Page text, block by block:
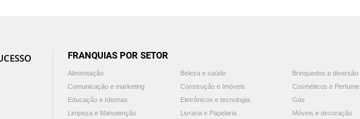
FRANQUIAS POR SETOR
Alimentação Beleza e saúde
Brinquedos e diversão
Comunicação e marketing
Construção e Imóveis
Cosméticos e Perfume
Educação e Idiomas
Eletrônicos e tecnologia
Gás
Limpeza e Manutenção
Livraria e Papelaria Móveis e decoração